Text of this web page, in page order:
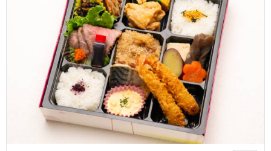
ご利用シーン：イベント運営›イベントスタッフ
福岡県福岡市南区塩原2026/02/19